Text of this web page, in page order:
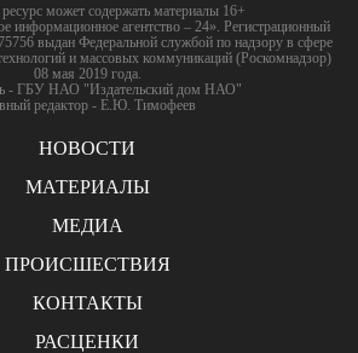
может содержать материалы 16+
информационное агентство – 24». Регистрационный
выдан Федеральной службой по надзору в сфере
и массовых коммуникаций (Роскомнадзор)
08 мая 2019 года.
- ГБУ НАО "Издательский дом НАО"
редактор - Е.Ю. Тимофеев
НОВОСТИ
МАТЕРИАЛЫ
МЕДИА
ПРОИСШЕСТВИЯ
КОНТАКТЫ
РАСЦЕНКИ